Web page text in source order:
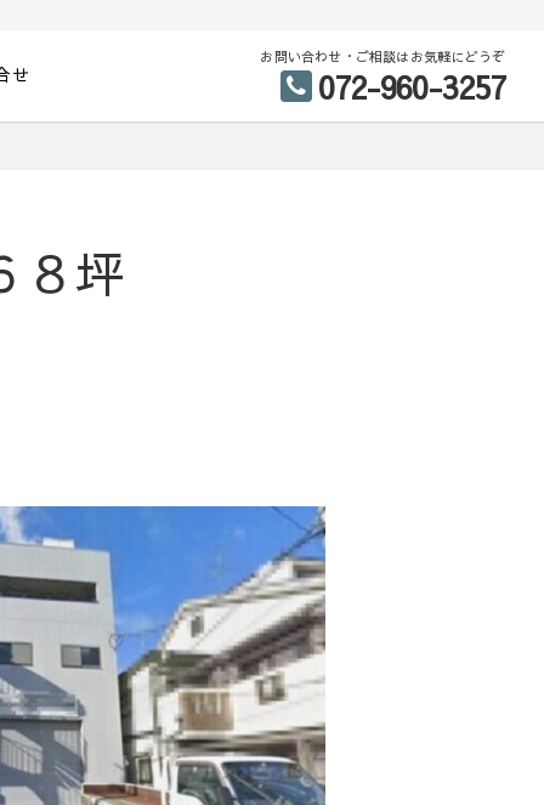
せ
お問い合わせ・ご相談はお気軽にどうぞ
072-960-3257
８坪